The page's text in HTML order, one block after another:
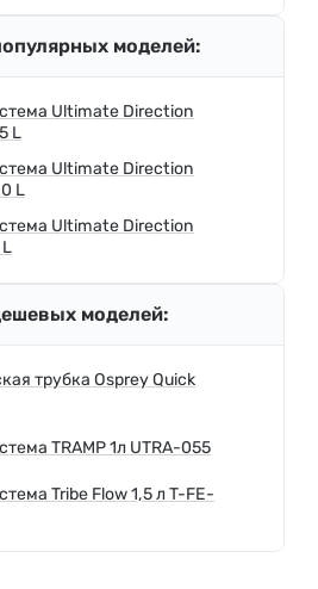
моделей:
Ultimate Direction
L
Ultimate Direction
L
Ultimate Direction
моделей:
трубка Osprey Quick
TRAMP 1л UTRA-055
Tribe Flow 1,5 л T-FE-